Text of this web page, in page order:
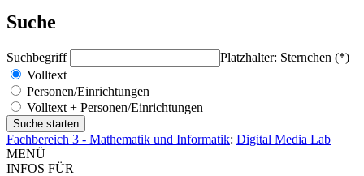
Suche
Suchbegriff
Platzhalter: Sternchen (*)
Volltext
Personen/Einrichtungen
Volltext + Personen/Einrichtungen
Fachbereich 3 - Mathematik und Informatik: Digital Media Lab
MENÜ
INFOS FÜR